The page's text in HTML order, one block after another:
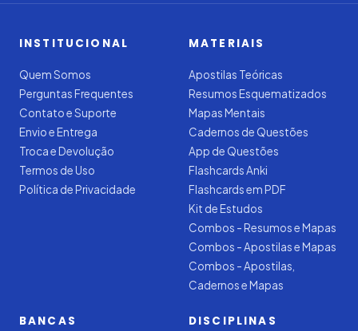
INSTITUCIONAL
Quem Somos
Perguntas Frequentes
Contato e Suporte
Envio e Entrega
Troca e Devolução
Termos de Uso
Política de Privacidade
MATERIAIS
Apostilas Teóricas
Resumos Esquematizados
Mapas Mentais
Cadernos de Questões
App de Questões
Flashcards Anki
Flashcards em PDF
Kit de Estudos
Combos - Resumos e Mapas
Combos - Apostilas e Mapas
Combos - Apostilas,
Cadernos e Mapas
BANCAS DISCIPLINAS